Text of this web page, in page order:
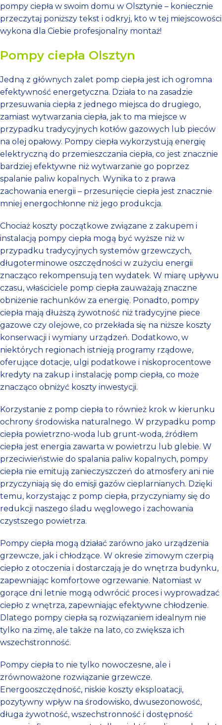
pompy ciepła w swoim domu w Olsztynie – koniecznie
przeczytaj poniższy tekst i odkryj, kto w tej miejscowości
wykona dla Ciebie profesjonalny montaż!
Pompy ciepła Olsztyn
Jedną z głównych zalet pomp ciepła jest ich ogromna
efektywność energetyczna. Działa to na zasadzie
przesuwania ciepła z jednego miejsca do drugiego,
zamiast wytwarzania ciepła, jak to ma miejsce w
przypadku tradycyjnych kotłów gazowych lub pieców
na olej opałowy. Pompy ciepła wykorzystują energię
elektryczną do przemieszczania ciepła, co jest znacznie
bardziej efektywne niż wytwarzanie go poprzez
spalanie paliw kopalnych. Wynika to z prawa
zachowania energii – przesunięcie ciepła jest znacznie
mniej energochłonne niż jego produkcja.
Chociaż koszty początkowe związane z zakupem i
instalacją pompy ciepła mogą być wyższe niż w
przypadku tradycyjnych systemów grzewczych,
długoterminowe oszczędności w zużyciu energii
znacząco rekompensują ten wydatek. W miarę upływu
czasu, właściciele pomp ciepła zauważają znaczne
obniżenie rachunków za energię. Ponadto, pompy
ciepła mają dłuższą żywotność niż tradycyjne piece
gazowe czy olejowe, co przekłada się na niższe koszty
konserwacji i wymiany urządzeń. Dodatkowo, w
niektórych regionach istnieją programy rządowe,
oferujące dotacje, ulgi podatkowe i niskoprocentowe
kredyty na zakup i instalację pomp ciepła, co może
znacząco obniżyć koszty inwestycji.
Korzystanie z pomp ciepła to również krok w kierunku
ochrony środowiska naturalnego. W przypadku pomp
ciepła powietrzno-woda lub grunt-woda, źródłem
ciepła jest energia zawarta w powietrzu lub glebie. W
przeciwieństwie do spalania paliw kopalnych, pompy
ciepła nie emitują zanieczyszczeń do atmosfery ani nie
przyczyniają się do emisji gazów cieplarnianych. Dzięki
temu, korzystając z pomp ciepła, przyczyniamy się do
redukcji naszego śladu węglowego i zachowania
czystszego powietrza.
Pompy ciepła mogą działać zarówno jako urządzenia
grzewcze, jak i chłodzące. W okresie zimowym czerpią
ciepło z otoczenia i dostarczają je do wnętrza budynku,
zapewniając komfortowe ogrzewanie. Natomiast w
gorące dni letnie mogą odwrócić proces i wyprowadzać
ciepło z wnętrza, zapewniając efektywne chłodzenie.
Dlatego pompy ciepła są rozwiązaniem idealnym nie
tylko na zimę, ale także na lato, co zwiększa ich
wszechstronność.
Pompy ciepła to nie tylko nowoczesne, ale i
zrównoważone rozwiązanie grzewcze.
Energooszczędność, niskie koszty eksploatacji,
pozytywny wpływ na środowisko, dwusezonowość,
długa żywotność, wszechstronność i dostępność